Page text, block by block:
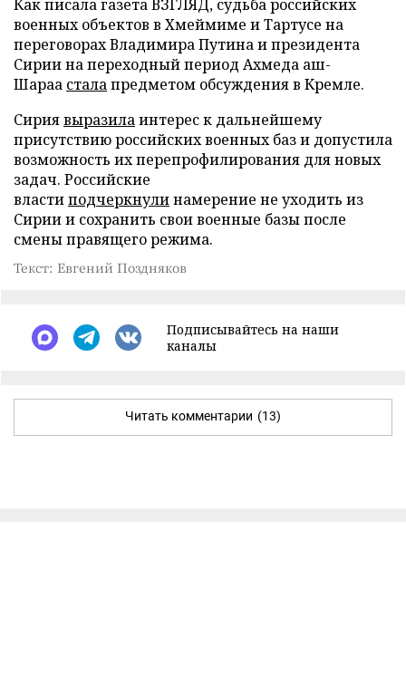
Как писала газета ВЗГЛЯД, судьба российских
военных объектов в Хмеймиме и Тартусе на
переговорах Владимира Путина и президента
Сирии на переходный период Ахмеда аш-
Шараа сталапредметом обсуждения в Кремле.
Сириявыразилаинтерес к дальнейшему
присутствию российских военных баз и допустила
возможность их перепрофилирования для новых
задач. Российские
властиподчеркнулинамерение не уходить из
Сирии и сохранить свои военные базы после
смены правящего режима.
Текст: Евгений Поздняков
Подписывайтесь на наши
каналы
Читать комментарии (13)